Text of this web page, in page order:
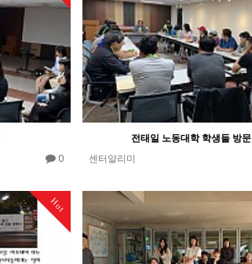
0
전태일 노동대학 학생들 방문
센터알리미
Hot